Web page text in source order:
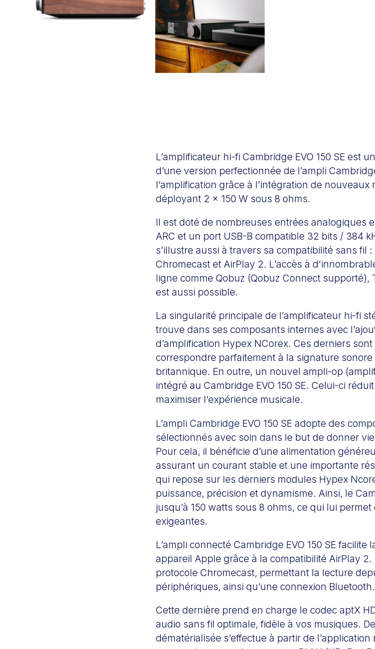
L’amplificateur hi-fi Cambridge EVO 150 SE est
d’une version perfectionnée de l’ampli
l’amplification grâce à l’intégration de
déployant 2 x 150 W sous 8 ohms.
Il est doté de nombreuses entrées analogiques
ARC et un port USB-B compatible 32 bits / 384
s’illustre aussi à travers sa compatibilité sans fil
Chromecast et AirPlay 2. L’accès à
ligne comme Qobuz (Qobuz Connect
est aussi possible.
La singularité principale de l’amplificateur hi-fi
trouve dans ses composants internes avec
d’amplification Hypex NCorex. Ces derniers
correspondre parfaitement à la signature
britannique. En outre, un nouvel ampli-op
intégré au Cambridge EVO 150 SE. Celui-ci
maximiser l’expérience musicale.
L’ampli Cambridge EVO 150 SE adopte des
sélectionnés avec soin dans le but de donner
Pour cela, il bénéficie d’une alimentation
assurant un courant stable et une importante
qui repose sur les derniers modules Hypex
puissance, précision et dynamisme. Ainsi, le
jusqu’à 150 watts sous 8 ohms, ce qui lui
exigeantes.
L’ampli connecté Cambridge EVO 150 SE
appareil Apple grâce à la compatibilité AirPlay
protocole Chromecast, permettant la lecture
périphériques, ainsi qu’une connexion Bluetooth.
Cette dernière prend en charge le codec aptX
audio sans fil optimale, fidèle à vos musiques.
dématérialisée s’effectue à partir de